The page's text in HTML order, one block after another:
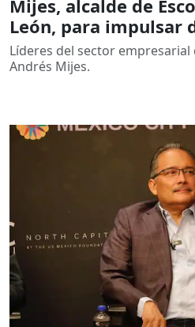
Mijes, alcalde de
León, para impulsar
Líderes del sector
Andrés Mijes.